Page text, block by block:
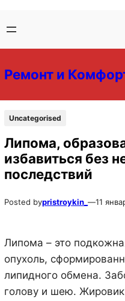
содержимому
содержимому
Ремонт и
Uncategorised
Липома,
избавиться без
последствий
Posted bypristroykin_ —11
Липома – это
опухоль,
липидного обмена.
голову и шею.